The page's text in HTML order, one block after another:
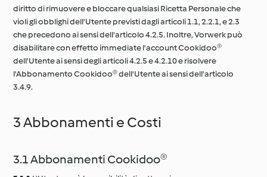
diritto di rimuovere e bloccare qualsiasi Ricetta Personale che
violi gli obblighi dell'Utente previsti dagli articoli 1.1, 2.2.1, e 2.3
che precedono ai sensi dell'articolo 4.2.5. Inoltre, Vorwerk può
disabilitare con effetto immediate l'account Cookidoo®
dell'Utente ai sensi degli articoli 4.2.5 e 4.2.10 e risolvere
l'Abbonamento Cookidoo® dell'Utente ai sensi dell'articolo
3.4.9.
3 Abbonamenti e Costi
3.1 Abbonamenti Cookidoo®